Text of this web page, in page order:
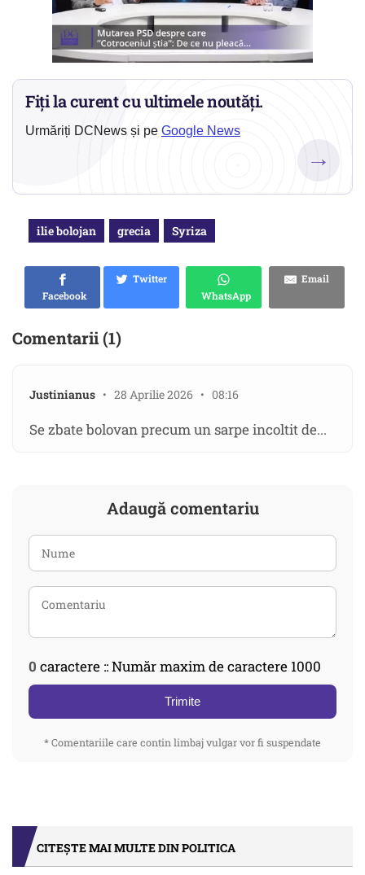
Fiți la curent cu ultimele noutăți.
Urmăriți DCNews și pe Google News
→
ilie bolojan grecia Syriza
Facebook
Twitter
WhatsApp
Email
Comentarii (1)
Justinianus • 28 Aprilie 2026 • 08:16
Se zbate bolovan precum un sarpe incoltit de...
Adaugă comentariu
0 caractere :: Număr maxim de caractere 1000
Trimite
* Comentariile care contin limbaj vulgar vor fi suspendate
CITEȘTE MAI MULTE DIN POLITICA